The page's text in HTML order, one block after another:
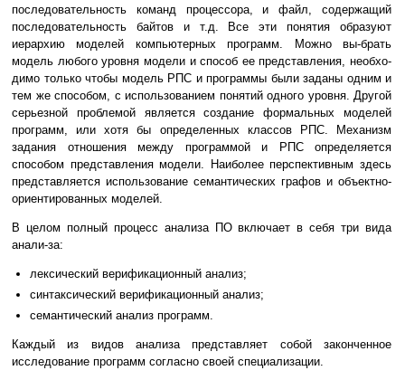
последовательность команд процессора, и файл, содержащий
последовательность байтов и т.д. Все эти понятия образуют
иерархию моделей компьютерных программ. Можно вы-брать
модель любого уровня модели и способ ее представления, необхо-
димо только чтобы модель РПС и программы были заданы одним и
тем же способом, с использованием понятий одного уровня. Другой
серьезной проблемой является создание формальных моделей
программ, или хотя бы определенных классов РПС. Механизм
задания отношения между программой и РПС определяется
способом представления модели. Наиболее перспективным здесь
представляется использование семантических графов и объектно-
ориентированных моделей.
В целом полный процесс анализа ПО включает в себя три вида
анали-за:
лексический верификационный анализ;
синтаксический верификационный анализ;
семантический анализ программ.
Каждый из видов анализа представляет собой законченное
исследование программ согласно своей специализации.